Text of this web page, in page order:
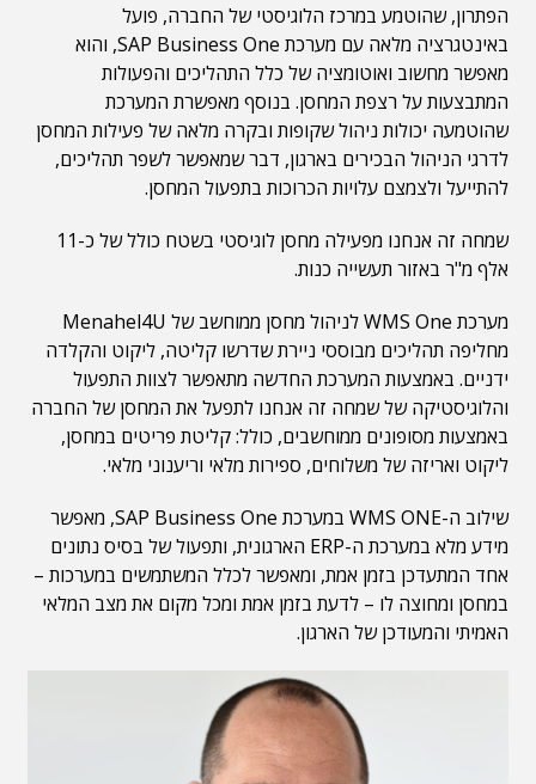
הפתרון, שהוטמע במרכז הלוגיסטי של החברה, פועל
באינטגרציה מלאה עם מערכת SAP Business One, והוא
מאפשר מחשוב ואוטומציה של כלל התהליכים והפעולות
המתבצעות על רצפת המחסן. בנוסף מאפשרת המערכת
שהוטמעה יכולות ניהול שקופות ובקרה מלאה של פעילות המחסן
לדרגי הניהול הבכירים בארגון, דבר שמאפשר לשפר תהליכים,
להתייעל ולצמצם עלויות הכרוכות בתפעול המחסן.
שמחה זה אנחנו מפעילה מחסן לוגיסטי בשטח כולל של כ-11
אלף מ"ר באזור תעשייה כנות.
מערכת WMS One לניהול מחסן ממוחשב של Menahel4U
מחליפה תהליכים מבוססי ניירת שדרשו קליטה, ליקוט והקלדה
ידניים. באמצעות המערכת החדשה מתאפשר לצוות התפעול
והלוגיסטיקה של שמחה זה אנחנו לתפעל את המחסן של החברה
באמצעות מסופונים ממוחשבים, כולל: קליטת פריטים במחסן,
ליקוט ואריזה של משלוחים, ספירות מלאי וריענוני מלאי.
שילוב ה-WMS ONE במערכת SAP Business One, מאפשר
מידע מלא במערכת ה-ERP הארגונית, ותפעול של בסיס נתונים
אחד המתעדכן בזמן אמת, ומאפשר לכלל המשתמשים במערכות –
במחסן ומחוצה לו – לדעת בזמן אמת ומכל מקום את מצב המלאי
האמיתי והמעודכן של הארגון.